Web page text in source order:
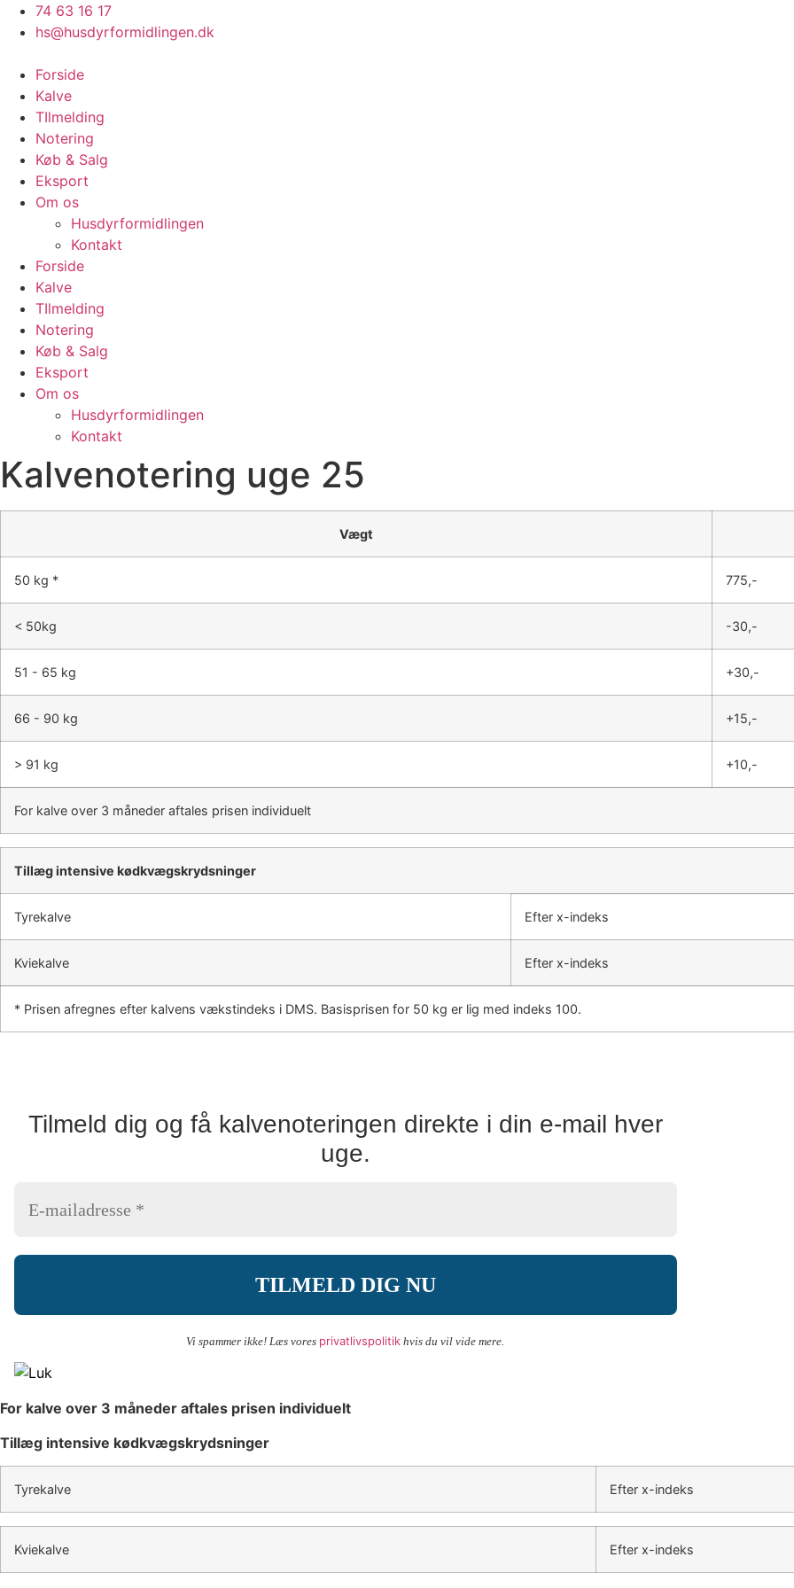
Videre74 63 16 17
hs@husdyrformidlingen.dk
Forside
Kalve
TIlmelding
Notering
Køb & Salg
Eksport
Om os
Husdyrformidlingen
Kontakt
Forside
Kalve
TIlmelding
Notering
Køb & Salg
Eksport
Om os
Husdyrformidlingen
Kontakt
Kalvenotering uge 25
Vægt
50 kg * 775,-
< 50kg -30,-
51 - 65 kg +30,-
66 - 90 kg +15,-
> 91 kg +10,-
For kalve over 3 måneder aftales prisen individuelt
Tillæg intensive kødkvægskrydsninger
Tyrekalve Efter x-indeks
Kviekalve Efter x-indeks
* Prisen afregnes efter kalvens vækstindeks i DMS. Basisprisen for 50 kg er lig med indeks 100.
Tilmeld dig og få kalvenoteringen direkte i din e-mail hver
uge.
Vi spammer ikke! Læs vores privatlivspolitik hvis du vil vide mere.
For kalve over 3 måneder aftales prisen individuelt
Tillæg intensive kødkvægskrydsninger
Tyrekalve Efter x-indeks
Kviekalve Efter x-indeks